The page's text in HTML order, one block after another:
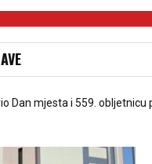
Dan mjesta i 559. obljetnicu